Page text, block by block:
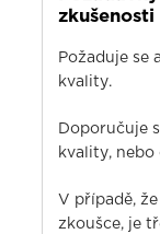
zkušenosti
Požaduje se
kvality.
Doporučuje
kvality, nebo
V případě,
zkoušce, je